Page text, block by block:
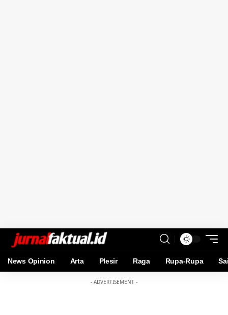
News Opinion Arta Plesir Raga Rupa-Rupa
- ADVERTISEMENT -